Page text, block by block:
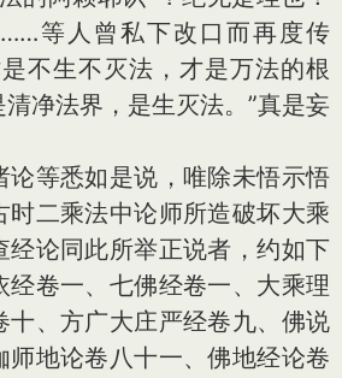
等人曾私下改口而再度传
不生不灭法，才是万法的根
净法界，是生灭法。”真是妄
等悉如是说，唯除未悟示悟
时二乘法中论师所造破坏大乘
经论同此所举正说者，约如下
经卷一、七佛经卷一、大乘理
十、方广大庄严经卷九、佛说
师地论卷八十一、佛地经论卷